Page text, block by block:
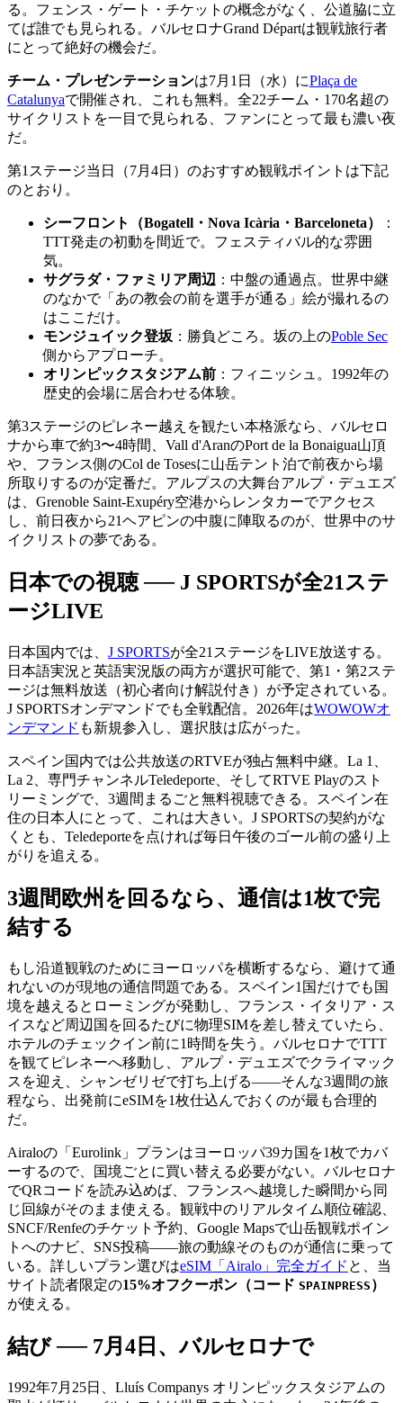
る。フェンス・ゲート・チケットの概念がなく、公道脇に立
てば誰でも見られる。バルセロナGrand Départは観戦旅行者
にとって絶好の機会だ。
チーム・プレゼンテーションは7月1日（水）にPlaça de
Catalunyaで開催され、これも無料。全22チーム・170名超の
サイクリストを一目で見られる、ファンにとって最も濃い夜
だ。
第1ステージ当日（7月4日）のおすすめ観戦ポイントは下記
のとおり。
シーフロント（Bogatell・Nova Icària・Barceloneta）
：
TTT発走の初動を間近で。フェスティバル的な雰囲
気。
サグラダ・ファミリア周辺 ：中盤の通過点。世界中継
のなかで「あの教会の前を選手が通る」絵が撮れるの
はここだけ。
モンジュイック登坂 ：勝負どころ。坂の上のPoble Sec
側からアプローチ。
オリンピックスタジアム前 ：フィニッシュ。1992年の
歴史的会場に居合わせる体験。
第3ステージのピレネー越えを観たい本格派なら、バルセロ
ナから車で約3〜4時間、Vall d'AranのPort de la Bonaigua山頂
や、フランス側のCol de Tosesに山岳テント泊で前夜から場
所取りするのが定番だ。アルプスの大舞台アルプ・デュエズ
は、Grenoble Saint-Exupéry空港からレンタカーでアクセス
し、前日夜から21ヘアピンの中腹に陣取るのが、世界中のサ
イクリストの夢である。
日本での視聴 ── J SPORTSが全21ステ
ージLIVE
日本国内では、 J SPORTSが全21ステージをLIVE放送する。
日本語実況と英語実況版の両方が選択可能で、第1・第2ステ
ージは無料放送（初心者向け解説付き）が予定されている。
J SPORTSオンデマンドでも全戦配信。2026年はWOWOWオ
ンデマンド も新規参入し、選択肢は広がった。
スペイン国内では公共放送のRTVEが独占無料中継。La 1、
La 2、専門チャンネルTeledeporte、そしてRTVE Playのスト
リーミングで、3週間まるごと無料視聴できる。スペイン在
住の日本人にとって、これは大きい。J SPORTSの契約がな
くとも、Teledeporteを点ければ毎日午後のゴール前の盛り上
がりを追える。
3週間欧州を回るなら、通信は1枚で完
結する
もし沿道観戦のためにヨーロッパを横断するなら、避けて通
れないのが現地の通信問題である。スペイン1国だけでも国
境を越えるとローミングが発動し、フランス・イタリア・ス
イスなど周辺国を回るたびに物理SIMを差し替えていたら、
ホテルのチェックイン前に1時間を失う。バルセロナでTTT
を観てピレネーへ移動し、アルプ・デュエズでクライマック
スを迎え、シャンゼリゼで打ち上げる――そんな3週間の旅
程なら、出発前にeSIMを1枚仕込んでおくのが最も合理的
だ。
Airaloの「Eurolink」プランはヨーロッパ39カ国を1枚でカバ
ーするので、国境ごとに買い替える必要がない。バルセロナ
でQRコードを読み込めば、フランスへ越境した瞬間から同
じ回線がそのまま使える。観戦中のリアルタイム順位確認、
SNCF/Renfeのチケット予約、Google Mapsで山岳観戦ポイン
トへのナビ、SNS投稿――旅の動線そのものが通信に乗って
いる。詳しいプラン選びはeSIM「Airalo」完全ガイド と、当
サイト読者限定の15%オフクーポン（コード SPAINPRESS ）
が使える。
結び ── 7月4日、バルセロナで
1992年7月25日、Lluís Companys オリンピックスタジアムの